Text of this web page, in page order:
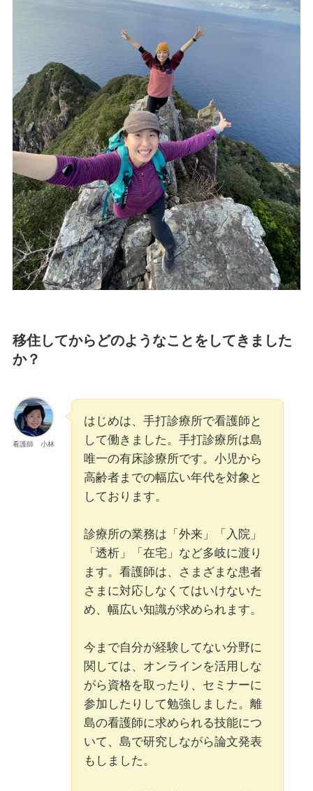
移住してからどのようなことをしてきました
か？
看護師 小林
はじめは、手打診療所で看護師と
して働きました。手打診療所は島
唯一の有床診療所です。小児から
高齢者までの幅広い年代を対象と
しております。
診療所の業務は「外来」「入院」
「透析」「在宅」など多岐に渡り
ます。看護師は、さまざまな患者
さまに対応しなくてはいけないた
め、幅広い知識が求められます。
今まで自分が経験してない分野に
関しては、オンラインを活用しな
がら資格を取ったり、セミナーに
参加したりして勉強しました。離
島の看護師に求められる技能につ
いて、島で研究しながら論文発表
もしました。